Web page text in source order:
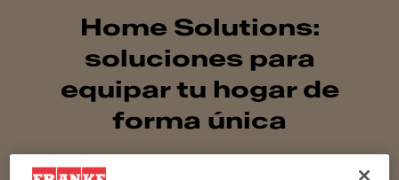
Home Solutions:
soluciones para
equipar tu hogar de
forma única